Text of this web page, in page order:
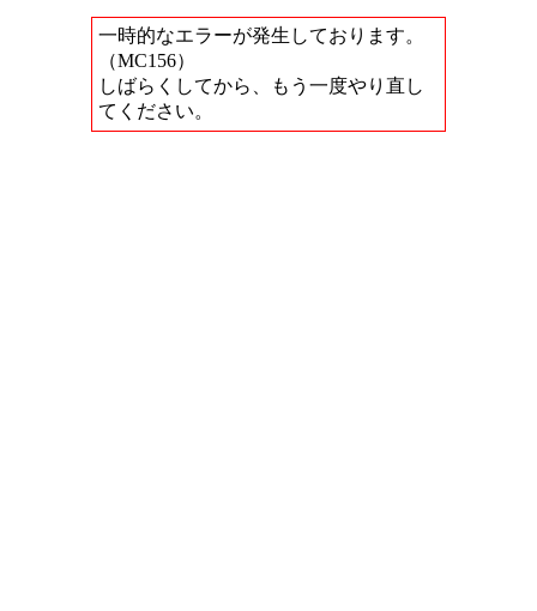
一時的なエラーが発生しております。
（MC156）
しばらくしてから、もう一度やり直し
てください。